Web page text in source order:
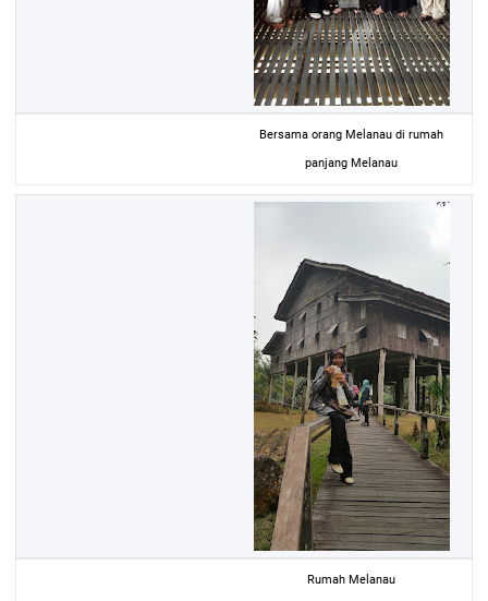
Bersama orang Melanau di rumah
panjang Melanau
Rumah Melanau